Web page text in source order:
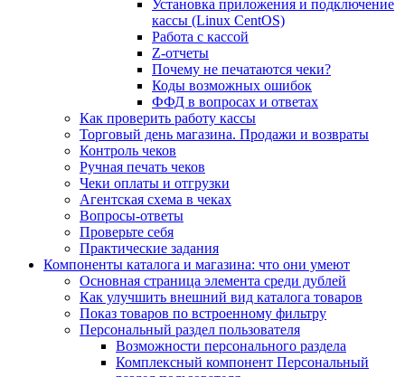
Установка приложения и подключение
кассы (Linux CentOS)
Работа с кассой
Z-отчеты
Почему не печатаются чеки?
Коды возможных ошибок
ФФД в вопросах и ответах
Как проверить работу кассы
Торговый день магазина. Продажи и возвраты
Контроль чеков
Ручная печать чеков
Чеки оплаты и отгрузки
Агентская схема в чеках
Вопросы-ответы
Проверьте себя
Практические задания
Компоненты каталога и магазина: что они умеют
Основная страница элемента среди дублей
Как улучшить внешний вид каталога товаров
Показ товаров по встроенному фильтру
Персональный раздел пользователя
Возможности персонального раздела
Комплексный компонент Персональный